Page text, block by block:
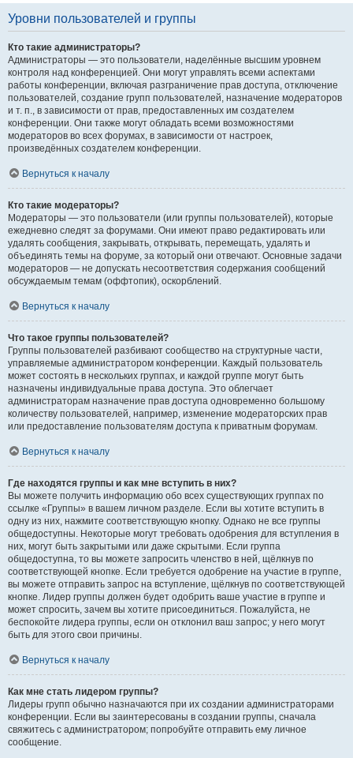
Уровни пользователей и группы
Кто такие администраторы?
Администраторы — это пользователи, наделённые высшим уровнем
контроля над конференцией. Они могут управлять всеми аспектами
работы конференции, включая разграничение прав доступа, отключение
пользователей, создание групп пользователей, назначение модераторов
и т. п., в зависимости от прав, предоставленных им создателем
конференции. Они также могут обладать всеми возможностями
модераторов во всех форумах, в зависимости от настроек,
произведённых создателем конференции.
Вернуться к началу
Кто такие модераторы?
Модераторы — это пользователи (или группы пользователей), которые
ежедневно следят за форумами. Они имеют право редактировать или
удалять сообщения, закрывать, открывать, перемещать, удалять и
объединять темы на форуме, за который они отвечают. Основные задачи
модераторов — не допускать несоответствия содержания сообщений
обсуждаемым темам (оффтопик), оскорблений.
Вернуться к началу
Что такое группы пользователей?
Группы пользователей разбивают сообщество на структурные части,
управляемые администратором конференции. Каждый пользователь
может состоять в нескольких группах, и каждой группе могут быть
назначены индивидуальные права доступа. Это облегчает
администраторам назначение прав доступа одновременно большому
количеству пользователей, например, изменение модераторских прав
или предоставление пользователям доступа к приватным форумам.
Вернуться к началу
Где находятся группы и как мне вступить в них?
Вы можете получить информацию обо всех существующих группах по
ссылке «Группы» в вашем личном разделе. Если вы хотите вступить в
одну из них, нажмите соответствующую кнопку. Однако не все группы
общедоступны. Некоторые могут требовать одобрения для вступления в
них, могут быть закрытыми или даже скрытыми. Если группа
общедоступна, то вы можете запросить членство в ней, щёлкнув по
соответствующей кнопке. Если требуется одобрение на участие в группе,
вы можете отправить запрос на вступление, щёлкнув по соответствующей
кнопке. Лидер группы должен будет одобрить ваше участие в группе и
может спросить, зачем вы хотите присоединиться. Пожалуйста, не
беспокойте лидера группы, если он отклонил ваш запрос; у него могут
быть для этого свои причины.
Вернуться к началу
Как мне стать лидером группы?
Лидеры групп обычно назначаются при их создании администраторами
конференции. Если вы заинтересованы в создании группы, сначала
свяжитесь с администратором; попробуйте отправить ему личное
сообщение.